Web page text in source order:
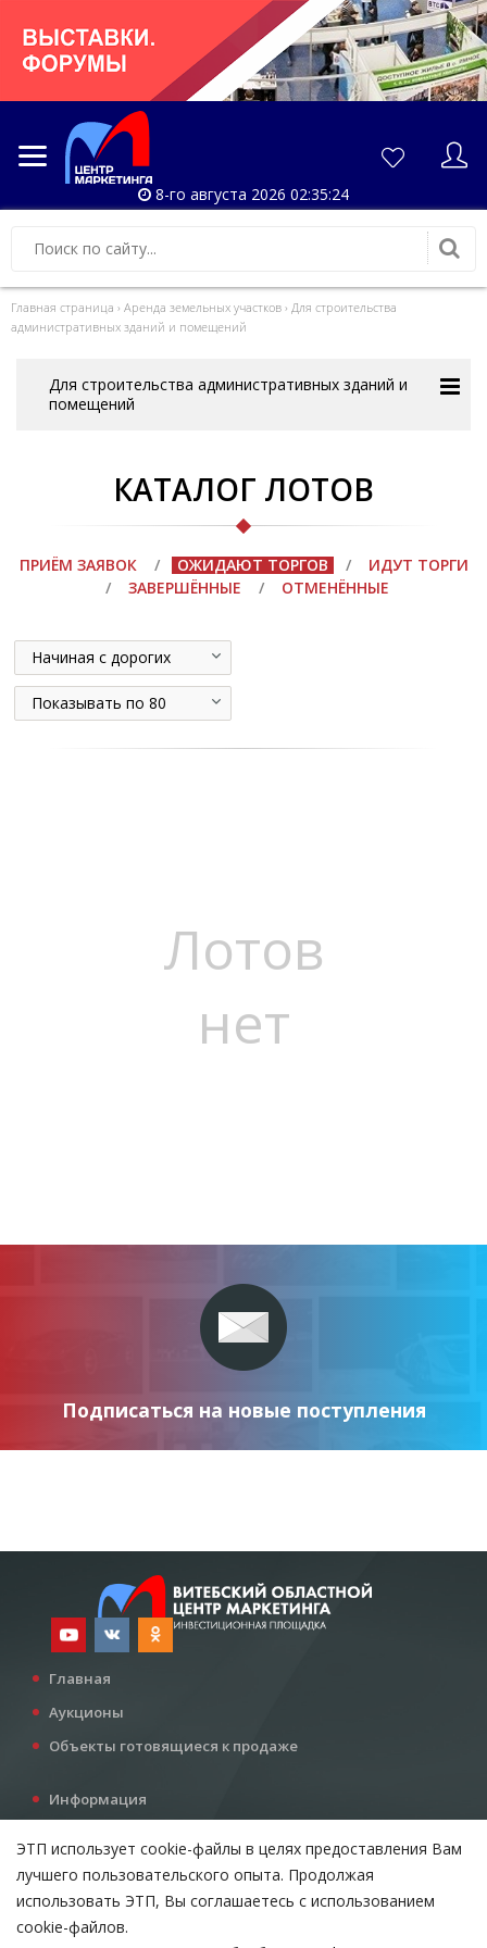
8-го августа 2026 02:35:24
Главная страница › Аренда земельных участков › Для строительства
административных зданий и помещений
Для строительства административных зданий и
помещений
КАТАЛОГ ЛОТОВ
ПРИЁМ ЗАЯВОК / ОЖИДАЮТ ТОРГОВ /
ИДУТ ТОРГИ
/
ЗАВЕРШЁННЫЕ / ОТМЕНЁННЫЕ
Начиная с дорогих
Показывать по 80
Лотов
нет
Подписаться на новые поступления
Главная
Аукционы
Объекты готовящиеся к продаже
Информация
Все для инвестора
Контакты
ЭТП использует cookie-файлы в целях предоставления Вам
лучшего пользовательского опыта. Продолжая
использовать ЭТП, Вы соглашаетесь с использованием
cookie-файлов.